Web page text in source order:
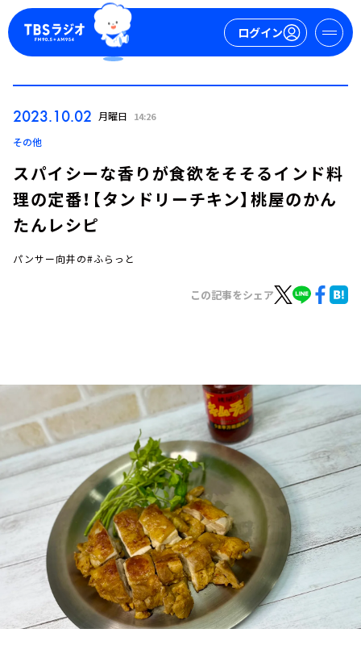
ログイン
イベント・グッズ
YouTube
会社情報
2023.10.02 月曜日 14:26
その他
スパイシーな香りが食欲をそそるインド料
理の定番！【タンドリーチキン】桃屋のかん
たんレシピ
パンサー向井の#ふらっと
この記事をシェア